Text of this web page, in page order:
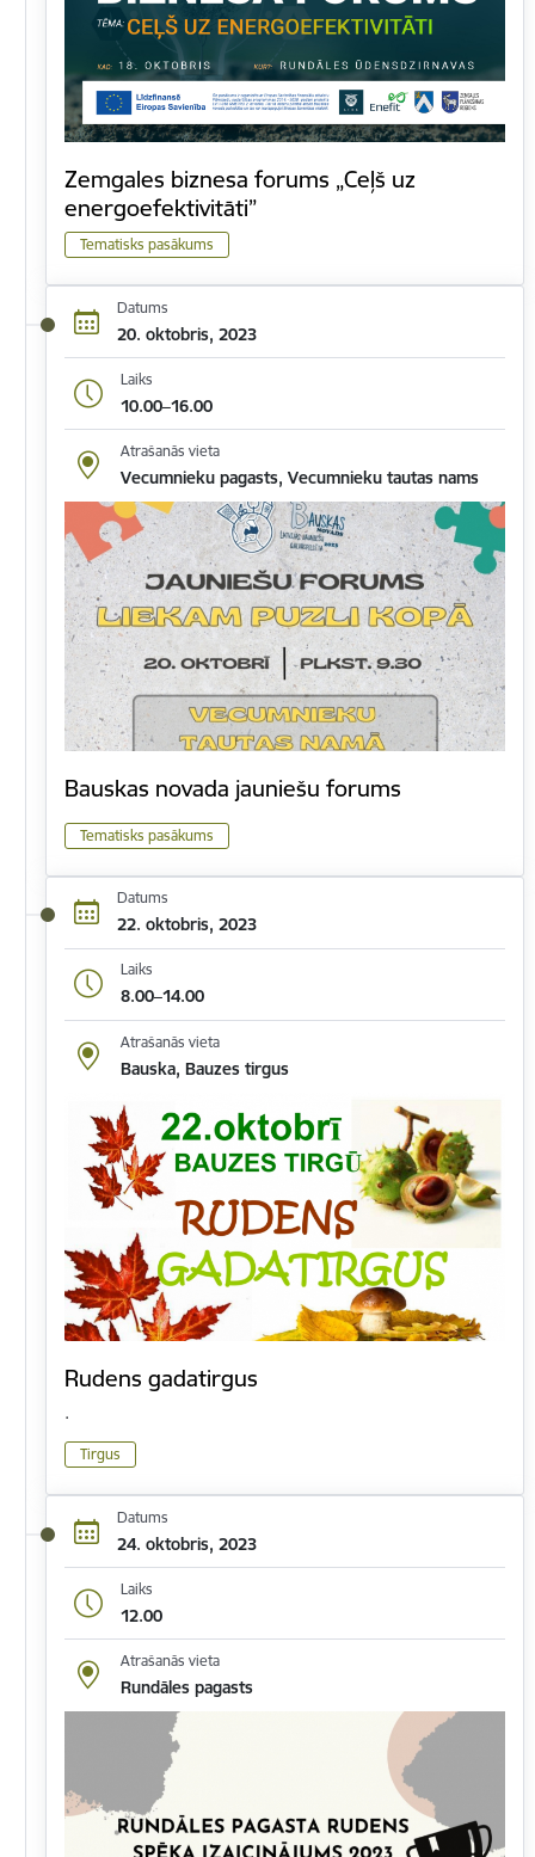
Zemgales biznesa forums „Ceļš uz
energoefektivitāti”
Tematisks pasākums
Datums
20. oktobris, 2023
Laiks
10.00–16.00
Atrašanās vieta
Vecumnieku pagasts, Vecumnieku tautas nams
Bauskas novada jauniešu forums
Tematisks pasākums
Datums
22. oktobris, 2023
Laiks
8.00–14.00
Atrašanās vieta
Bauska, Bauzes tirgus
Rudens gadatirgus
.
Tirgus
Datums
24. oktobris, 2023
Laiks
12.00
Atrašanās vieta
Rundāles pagasts